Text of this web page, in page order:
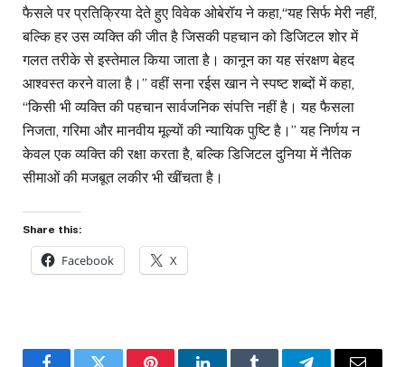
फैसले पर प्रतिक्रिया देते हुए विवेक ओबेरॉय ने कहा,“यह सिर्फ मेरी नहीं,
बल्कि हर उस व्यक्ति की जीत है जिसकी पहचान को डिजिटल शोर में
गलत तरीके से इस्तेमाल किया जाता है। कानून का यह संरक्षण बेहद
आश्वस्त करने वाला है।” वहीं सना रईस खान ने स्पष्ट शब्दों में कहा,
“किसी भी व्यक्ति की पहचान सार्वजनिक संपत्ति नहीं है। यह फैसला
निजता, गरिमा और मानवीय मूल्यों की न्यायिक पुष्टि है।” यह निर्णय न
केवल एक व्यक्ति की रक्षा करता है, बल्कि डिजिटल दुनिया में नैतिक
सीमाओं की मजबूत लकीर भी खींचता है।
Share this:
Facebook X